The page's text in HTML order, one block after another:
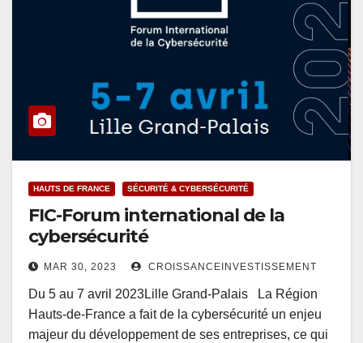
HAUTS DE FRANCE SÉCURITÉ & CYBERSÉCURITÉ
FIC-Forum international de la
cybersécurité
MAR 30, 2023 CROISSANCEINVESTISSEMENT
Du 5 au 7 avril 2023Lille Grand-Palais La Région
Hauts-de-France a fait de la cybersécurité un enjeu
majeur du développement de ses entreprises, ce qui